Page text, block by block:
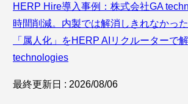
HERP Hire導入事例：株式会社GA
時間削減。内製では解消しきれなかっ
「属人化」をHERP AIリクルーターで
technologies
最終更新日 : 2026/08/06